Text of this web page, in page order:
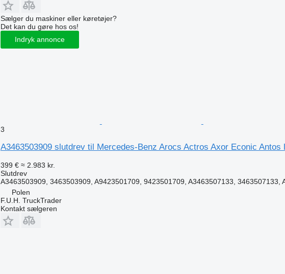
Sælger du maskiner eller køretøjer?
Det kan du gøre hos os!
Indryk annonce
3
A3463503909 slutdrev til Mercedes-Benz Arocs Actros Axor Econic Antos
399 € ≈ 2.983 kr.
Slutdrev
A3463503909, 3463503909, A9423501709, 9423501709, A3463507133, 3463507133,
Polen
F.U.H. TruckTrader
Kontakt sælgeren